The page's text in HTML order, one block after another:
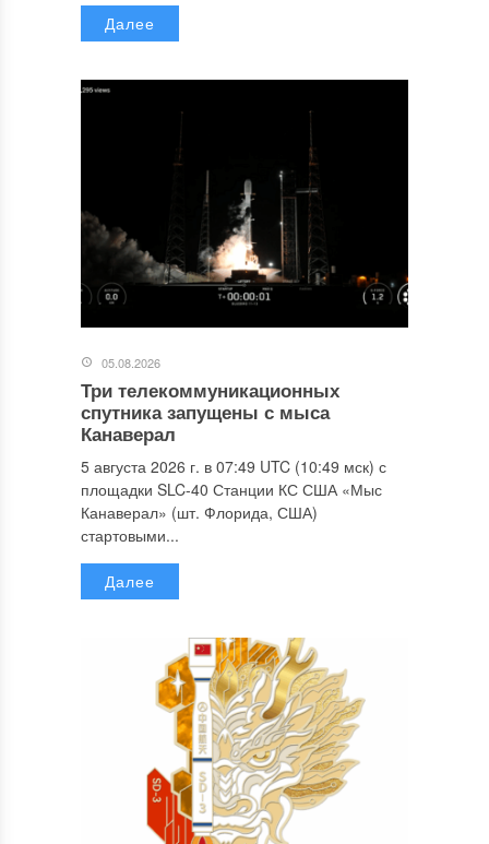
Далее
05.08.2026
Три телекоммуникационных
спутника запущены с мыса
Канаверал
5 августа 2026 г. в 07:49 UTC (10:49 мск) с
площадки SLC-40 Станции КС США «Мыс
Канаверал» (шт. Флорида, США)
стартовыми...
Далее